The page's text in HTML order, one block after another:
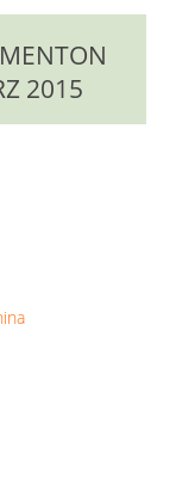
2015